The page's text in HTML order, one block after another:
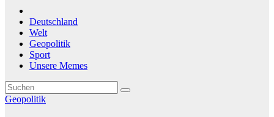
Deutschland
Welt
Geopolitik
Sport
Unsere Memes
Geopolitik